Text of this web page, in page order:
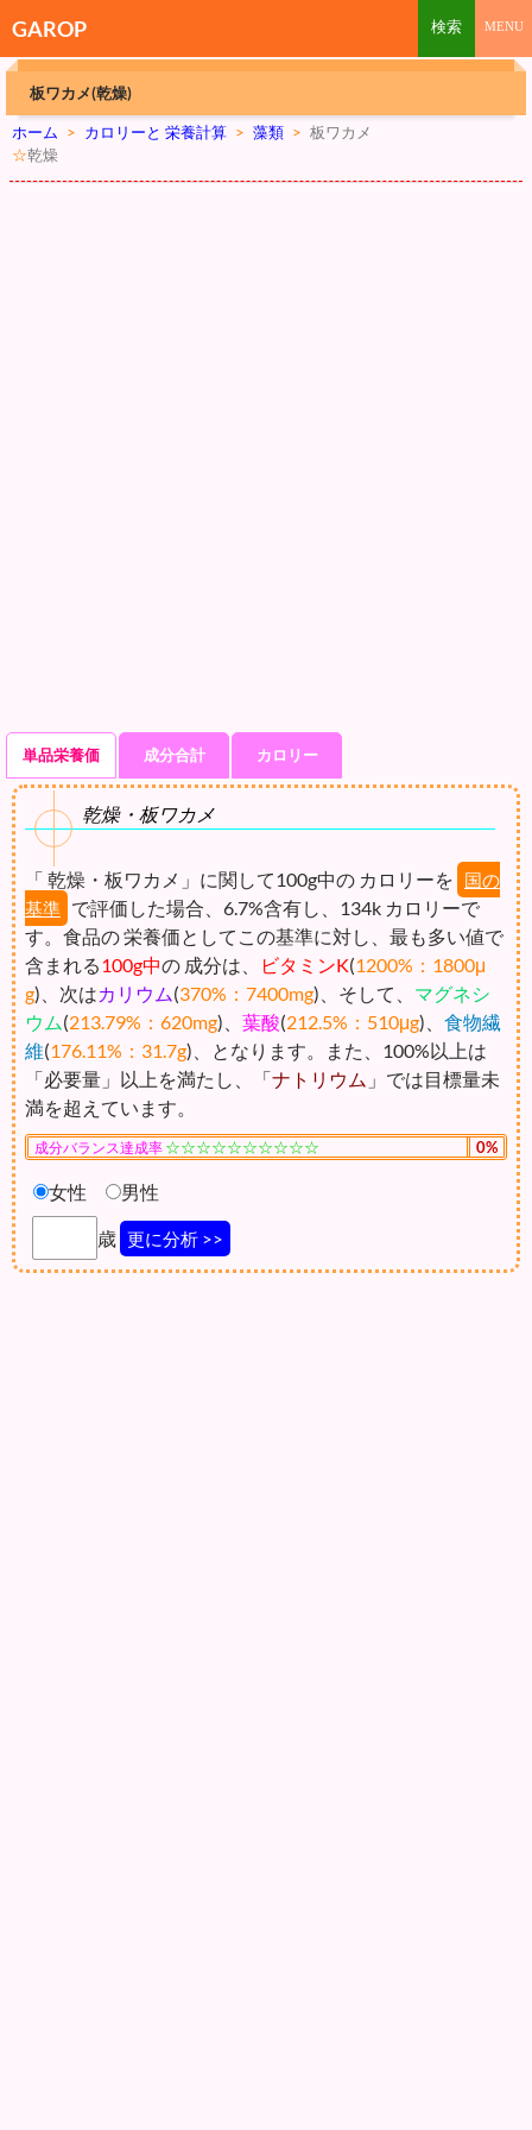
GAROP
板ワカメ(乾燥)
ホーム > カロリーと 栄養計算 > 藻類 > 板ワカメ
☆乾燥
単品栄養価 成分合計 カロリー
乾燥・板ワカメ
「 乾燥・板ワカメ」に関して100g中の カロリーを
国の
基準 で評価した場合、6.7%含有し、134k カロリーで
す。食品の 栄養価としてこの基準に対し、最も多い値で
含まれる100g中の 成分は、 ビタミンK(1200%：1800μ
g)、次はカリウム(370%：7400mg)、そして、 マグネシ
ウム(213.79%：620mg)、 葉酸(212.5%：510μg)、 食物繊
維(176.11%：31.7g)、となります。また、100%以上は
「必要量」以上を満たし、「ナトリウム 」では目標量未
満を超えています。
成分バランス達成率 ☆☆☆☆☆☆☆☆☆☆ 0%
女性 男性
歳 更に分析 >>